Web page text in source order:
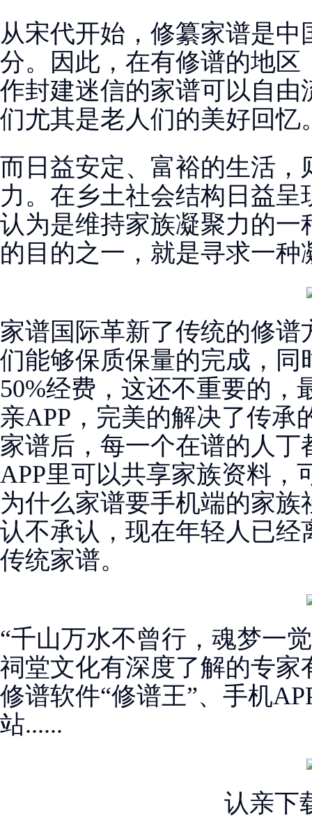
从宋代开始，修纂家谱是
分。因此，在有修谱的地
作封建迷信的家谱可以自
们尤其是老人们的美好回忆
而日益安定、富裕的生活
力。在乡土社会结构日益
认为是维持家族凝聚力的
的目的之一，就是寻求一种
家谱国际革新了传统的修
们能够保质保量的完成，同
50%经费，这还不重要的，
亲APP，完美的解决了传承
家谱后，每一个在谱的人
APP里可以共享家族资料，
为什么家谱要手机端的家
认不承认，现在年轻人已
传统家谱。
“千山万水不曾行，魂梦一
祠堂文化有深度了解的专
修谱软件“修谱王”、手机
站......
认亲下